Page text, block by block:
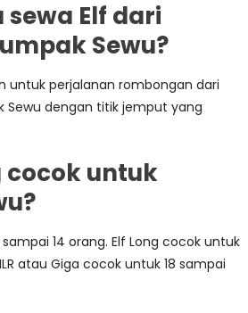
Elf dari
Sewu?
untuk perjalanan rombongan dari
Sewu dengan titik jemput yang
cocok untuk
14 orang. Elf Long cocok untuk
atau Giga cocok untuk 18 sampai